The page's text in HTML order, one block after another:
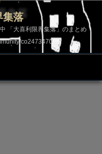
集落
「大喜利限界集落」のまとめ
co2473470